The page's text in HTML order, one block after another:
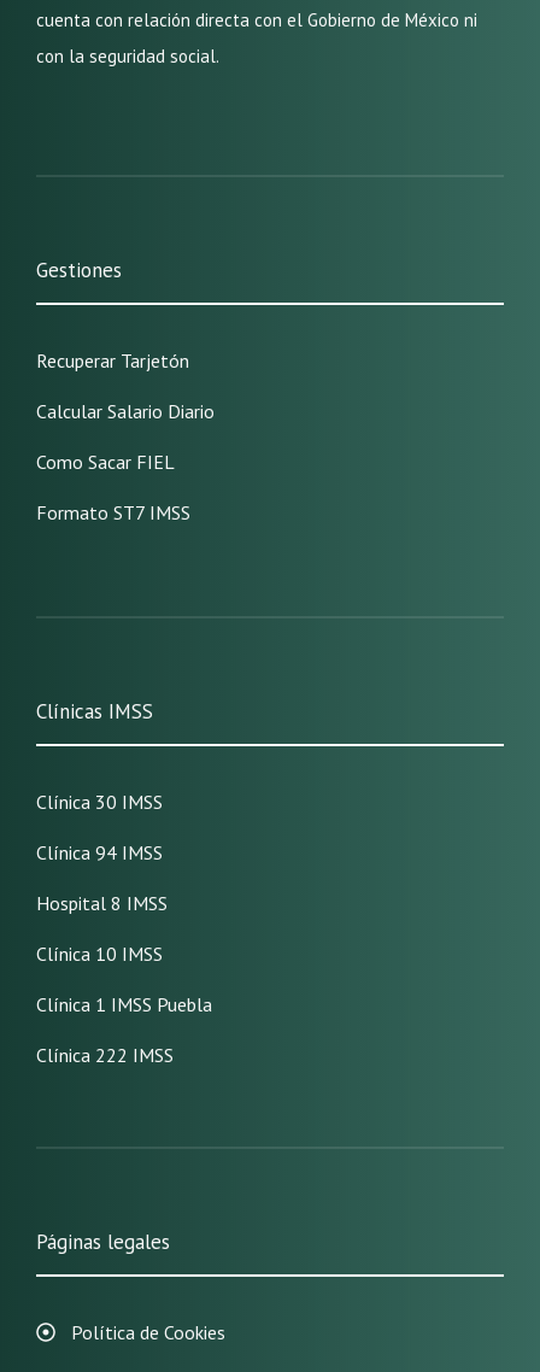
cuenta con relación directa con el Gobierno de México ni
con la seguridad social.
Gestiones
Recuperar Tarjetón
Calcular Salario Diario
Como Sacar FIEL
Formato ST7 IMSS
Clínicas IMSS
Clínica 30 IMSS
Clínica 94 IMSS
Hospital 8 IMSS
Clínica 10 IMSS
Clínica 1 IMSS Puebla
Clínica 222 IMSS
Páginas legales
Política de Cookies